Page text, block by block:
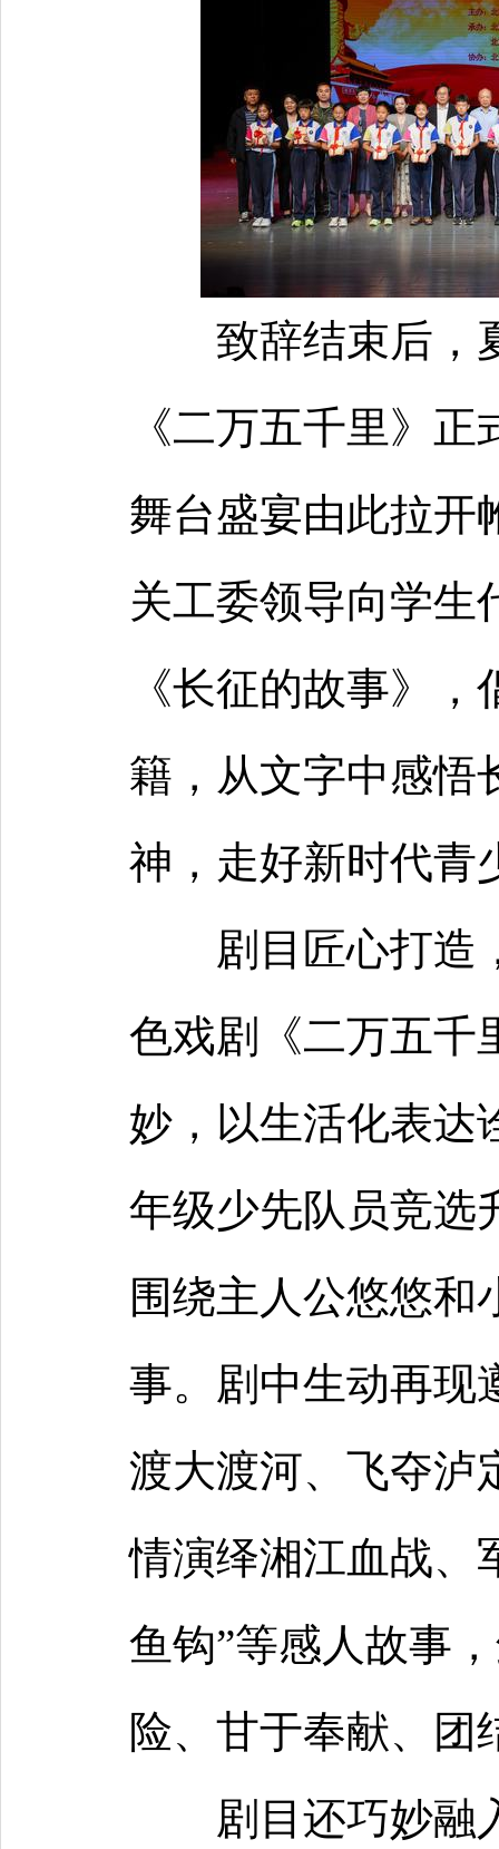
致辞结束后，
《二万五千里》
舞台盛宴由此拉开
关工委领导向学生
《长征的故事》
籍，从文字中感悟
神，走好新时代青
剧目匠心打造
色戏剧《二万五千
妙，以生活化表达
年级少先队员竞选
围绕主人公悠悠和
事。剧中生动再现
渡大渡河、飞夺泸
情演绎湘江血战、
鱼钩”等感人故事
险、甘于奉献、团
剧目还巧妙融